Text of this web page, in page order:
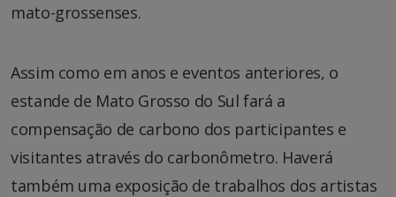
mato-grossenses.
Assim como em anos e eventos anteriores, o
estande de Mato Grosso do Sul fará a
compensação de carbono dos participantes e
visitantes através do carbonômetro. Haverá
também uma exposição de trabalhos dos artistas